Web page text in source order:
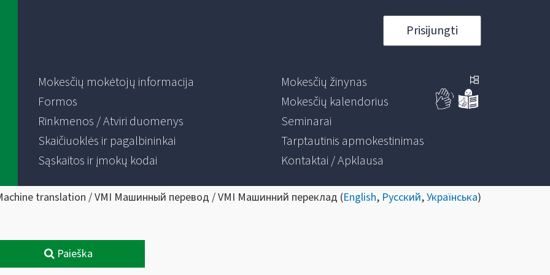
Prisijungti
Mokesčių mokėtojų informacija
Formos
Rinkmenos / Atviri duomenys
Skaičiuoklės ir pagalbininkai
Sąskaitos ir įmokų kodai
Mokesčių žinynas
Mokesčių kalendorius
Seminarai
Tarptautinis apmokestinimas
Kontaktai / Apklausa
translation / VMI Машинный перевод / VMI Машинний переклад (English, Русский,Українська)
Paieška